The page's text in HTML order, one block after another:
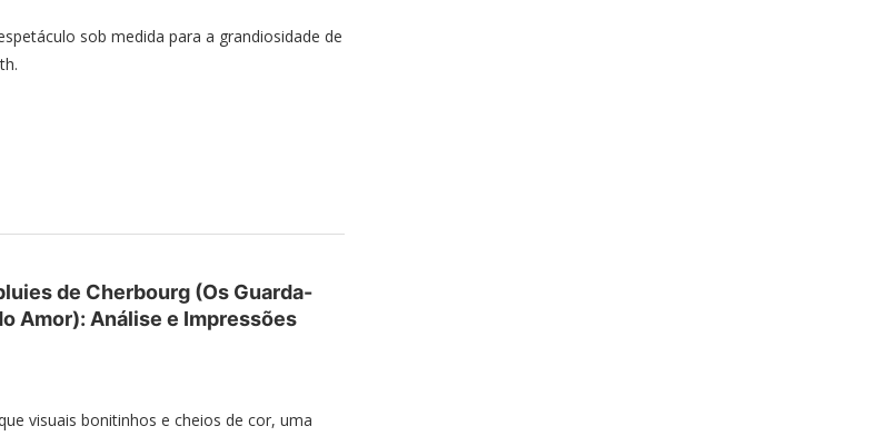
sob medida para a grandiosidade de
de Cherbourg (Os Guarda-
Amor): Análise e Impressões
visuais bonitinhos e cheios de cor, uma